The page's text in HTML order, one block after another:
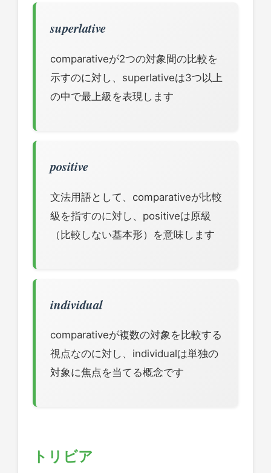
superlative
comparativeが2つの対象間の比較を
示すのに対し、superlativeは3つ以上
の中で最上級を表現します
positive
文法用語として、comparativeが比較
級を指すのに対し、positiveは原級
（比較しない基本形）を意味します
individual
comparativeが複数の対象を比較する
視点なのに対し、individualは単独の
対象に焦点を当てる概念です
トリビア